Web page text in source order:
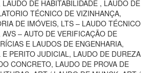
DE HABITABILIDADE , LAUDO DE
TÉCNICO DE VIZINHANÇA,
DE IMÓVEIS, LTS – LAUDO TÉCNICO
– AUTO DE VERIFICAÇÃO DE
E LAUDOS DE ENGENHARIA,
PERITO JUDICIAL, LAUDO DE DUREZA
CONCRETO, LAUDO DE PROVA DE